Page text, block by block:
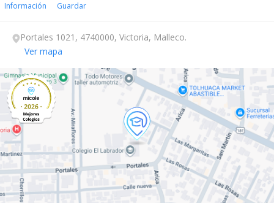
Información Guardar
Portales 1021, 4740000, Victoria, Malleco.
Ver mapa